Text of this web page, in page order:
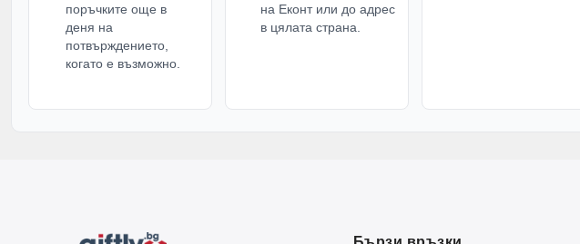
поръчките още в
деня на
потвърждението,
когато е възможно.
на Еконт или до адрес
в цялата страна.